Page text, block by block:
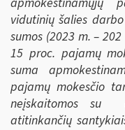
vidutinių šalies
sumos (2023 m. –
15 proc. pajamų
suma
pajamų mokesčio
neįskaitomos su
atitinkančių